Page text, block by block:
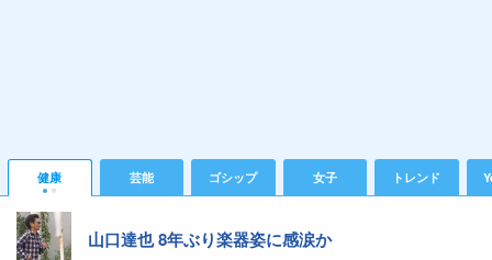
健康 芸能 ゴシップ 女子 トレンド
山口達也 8年ぶり楽器姿に感涙か